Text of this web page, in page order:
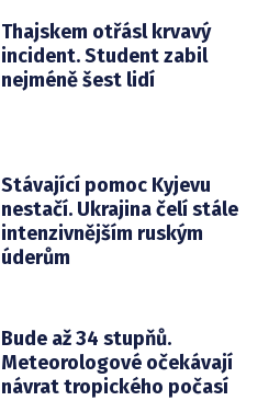
Thajskem otřásl krvavý
incident. Student zabil
nejméně šest lidí
Stávající pomoc Kyjevu
nestačí. Ukrajina čelí stále
intenzivnějším ruským
úderům
Bude až 34 stupňů.
Meteorologové očekávají
návrat tropického počasí